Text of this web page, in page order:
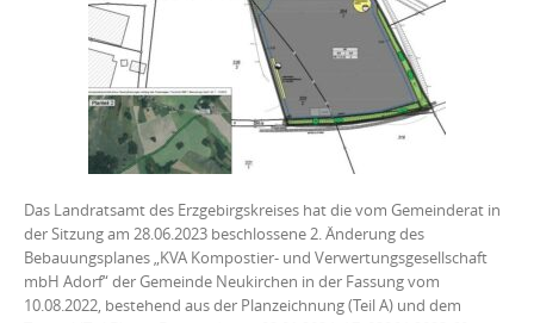
Das Landratsamt des Erzgebirgskreises hat die vom Gemeinderat in
der Sitzung am 28.06.2023 beschlossene 2. Änderung des
Bebauungsplanes „KVA Kompostier- und Verwertungsgesellschaft
mbH Adorf“ der Gemeinde Neukirchen in der Fassung vom
10.08.2022, bestehend aus der Planzeichnung (Teil A) und dem